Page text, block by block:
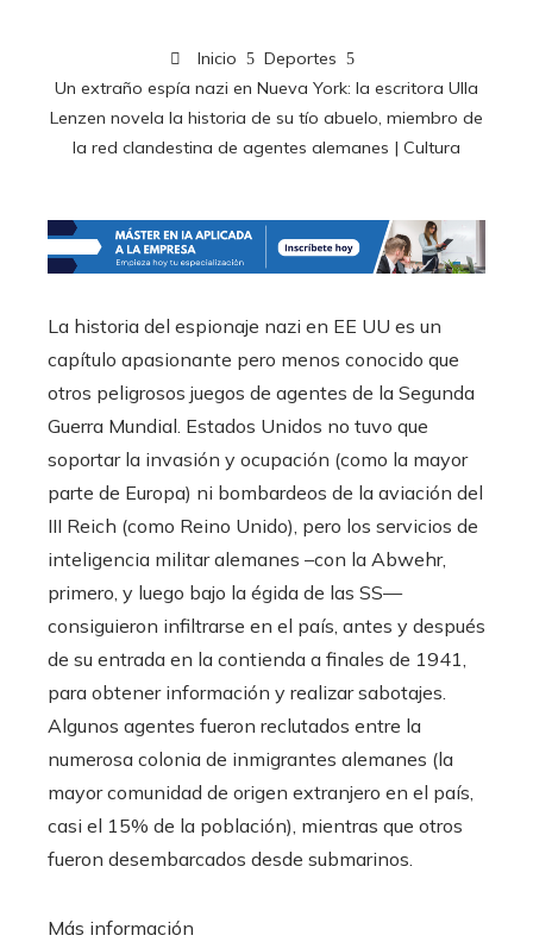
Inicio
Deportes
Un extraño espía nazi en Nueva York: la escritora Ulla
Lenzen novela la historia de su tío abuelo, miembro de
la red clandestina de agentes alemanes | Cultura
La historia del espionaje nazi en EE UU es un
capítulo apasionante pero menos conocido que
otros peligrosos juegos de agentes de la Segunda
Guerra Mundial. Estados Unidos no tuvo que
soportar la invasión y ocupación (como la mayor
parte de Europa) ni bombardeos de la aviación del
III Reich (como Reino Unido), pero los servicios de
inteligencia militar alemanes –con la Abwehr,
primero, y luego bajo la égida de las SS—
consiguieron infiltrarse en el país, antes y después
de su entrada en la contienda a finales de 1941,
para obtener información y realizar sabotajes.
Algunos agentes fueron reclutados entre la
numerosa colonia de inmigrantes alemanes (la
mayor comunidad de origen extranjero en el país,
casi el 15% de la población), mientras que otros
fueron desembarcados desde submarinos.
Más información